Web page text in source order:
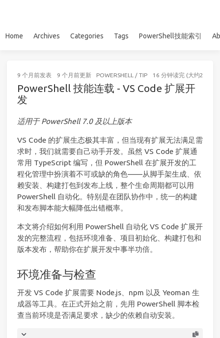
Home Archives Categories Tags PowerShell技能索引
9 个月前发表 9 个月前更新 POWERSHELL / TIP 16 分钟读完 (大约2415
PowerShell 技能连载 - VS Code 扩展开
发
适用于 PowerShell 7.0 及以上版本
VS Code 的扩展生态极其丰富，但当现有扩展无法满足需
求时，我们就需要自己动手开发。虽然 VS Code 扩展通
常用 TypeScript 编写，但 PowerShell 在扩展开发的工
程化管理中扮演着不可或缺的角色——从脚手架生成、依
赖安装、构建打包到发布上线，整个生命周期都可以用
PowerShell 自动化。特别是在团队协作中，统一的构建
和发布脚本能大幅降低出错概率。
本文将介绍如何利用 PowerShell 自动化 VS Code 扩展开
发的完整流程，包括环境准备、项目初始化、构建打包和
版本发布，帮助你在扩展开发中事半功倍。
环境准备与检查
开发 VS Code 扩展需要 Node.js、npm 以及 Yeoman 生
成器等工具。在正式开始之前，先用 PowerShell 脚本检
查当前环境是否满足要求，缺少的依赖自动安装。